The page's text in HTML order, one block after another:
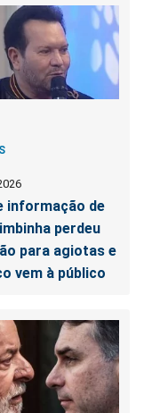
informação de
perdeu
para agiotas e
vem à público